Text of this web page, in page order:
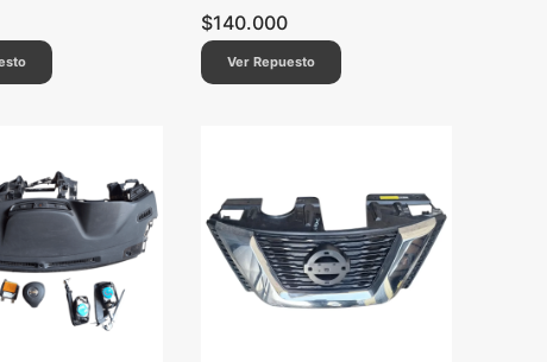
$140.000
Ver Repuesto